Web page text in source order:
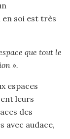
soi est très
que tout le
».
espaces
leurs
des
avec audace,